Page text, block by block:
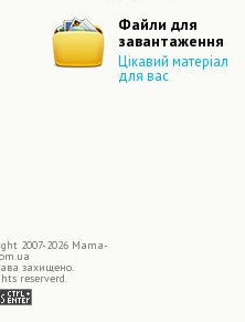
Файли для
завантаження
Цікавий матеріал
для вас
2007-2026 Mama-
захищено.
reserverd.